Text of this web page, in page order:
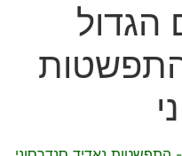
הגדול
15 – התפשטות